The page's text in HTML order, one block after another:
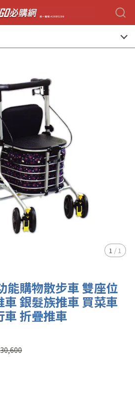
1 / 1
能購物散步車 雙座位
銀髮族推車 買菜車
車 折疊推車